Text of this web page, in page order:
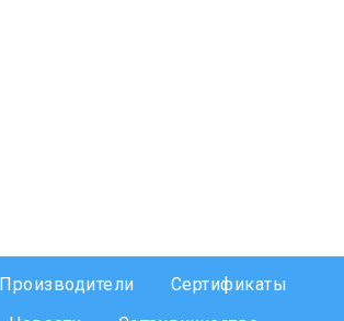
Производители
Сертификаты